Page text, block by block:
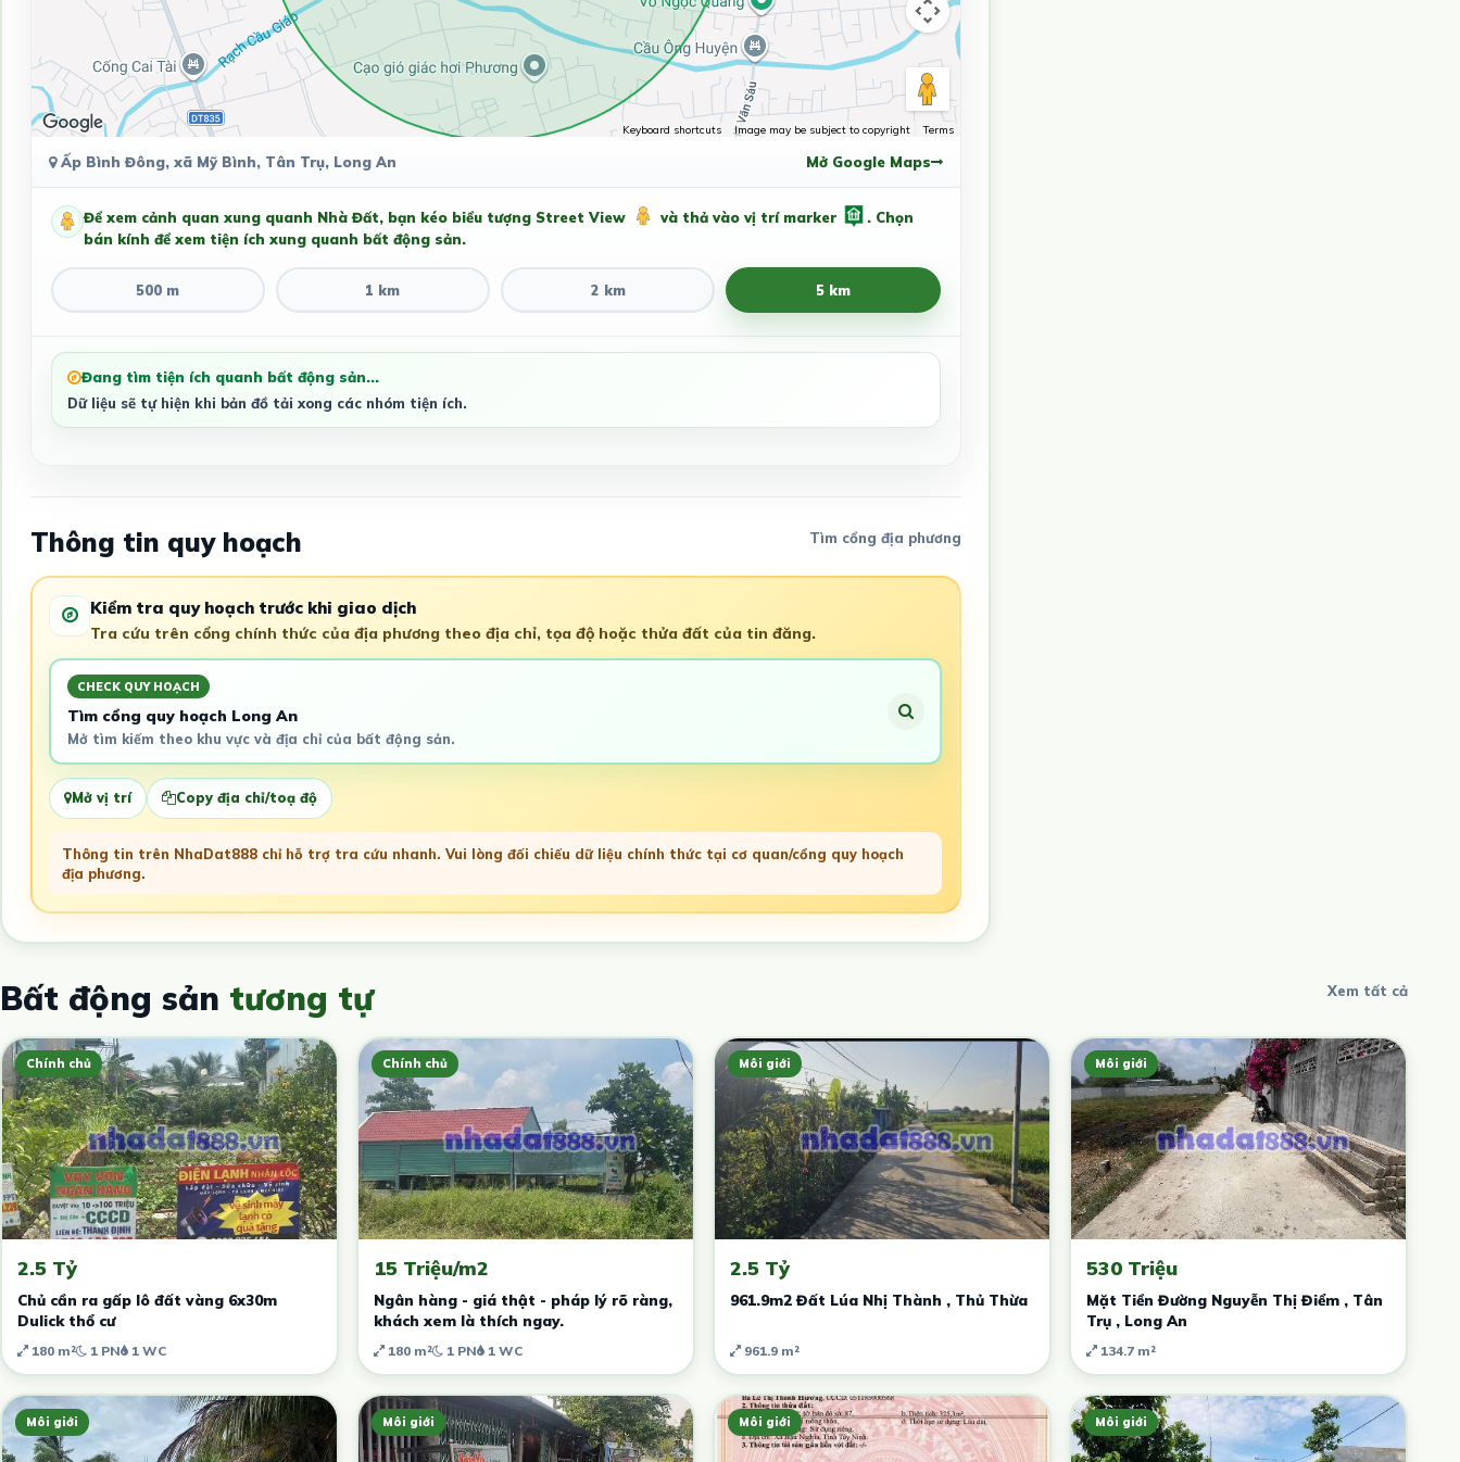
Keyboard shortcuts Image may be subject to copyright Terms
Ấp Bình Đông, xã Mỹ Bình, Tân Trụ, Long An Mở Google Maps
Để xem cảnh quan xung quanh Nhà Đất, bạn kéo biểu tượng Street View và thả vào vị trí marker
. Chọn
bán kính để xem tiện ích xung quanh bất động sản.
500 m 1 km 2 km 5 km
Đang tìm tiện ích quanh bất động sản...
Dữ liệu sẽ tự hiện khi bản đồ tải xong các nhóm tiện ích.
Thông tin quy hoạch Tìm cổng địa phương
Kiểm tra quy hoạch trước khi giao dịch
Tra cứu trên cổng chính thức của địa phương theo địa chỉ, tọa độ hoặc thửa đất của tin đăng.
CHECK QUY HOẠCH
Tìm cổng quy hoạch Long An
Mở tìm kiếm theo khu vực và địa chỉ của bất động sản.
Mở vị trí Copy địa chỉ/toạ độ
Thông tin trên NhaDat888 chỉ hỗ trợ tra cứu nhanh. Vui lòng đối chiếu dữ liệu chính thức tại cơ quan/cổng quy hoạch
địa phương.
Bất động sản tương tự Xem tất cả
Chính chủ
2.5 Tỷ
Chủ cần ra gấp lô đất vàng 6x30m
Dulick thổ cư
180 m² 1 PN 1 WC
Chính chủ
15 Triệu/m2
Ngân hàng - giá thật - pháp lý rõ ràng,
khách xem là thích ngay.
180 m² 1 PN 1 WC
Môi giới
2.5 Tỷ
961.9m2 Đất Lúa Nhị Thành , Thủ Thừa
961.9 m²
Môi giới
530 Triệu
Mặt Tiền Đường Nguyễn Thị Điểm , Tân
Trụ , Long An
134.7 m²
Môi giới Môi giới Môi giới Môi giới